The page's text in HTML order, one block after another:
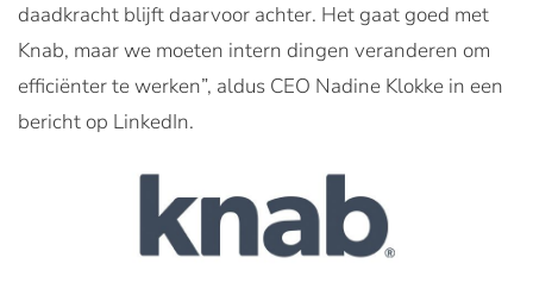
daadkracht blijft daarvoor achter. Het gaat goed met
Knab, maar we moeten intern dingen veranderen om
efficiënter te werken”, aldus CEO Nadine Klokke in een
bericht op LinkedIn.